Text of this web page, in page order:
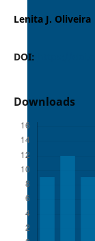
Lenita J. Oliveira
DOI:
Downloads